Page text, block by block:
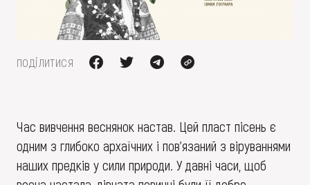
FAQ
ОНЛАЙН-КРАМНИЦЯ
ПІДТРИМАТИ
поділитися
Час вивчення веснянок настав. Цей пласт пісень є
одним з глибоко архаїчних і пов'язаний з віруваннями
наших предків у сили природи. У давні часи, щоб